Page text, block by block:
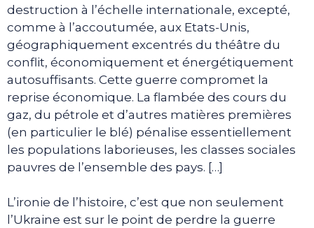
destruction à l’échelle internationale, excepté,
comme à l’accoutumée, aux Etats-Unis,
géographiquement excentrés du théâtre du
conflit, économiquement et énergétiquement
autosuffisants. Cette guerre compromet la
reprise économique. La flambée des cours du
gaz, du pétrole et d’autres matières premières
(en particulier le blé) pénalise essentiellement
les populations laborieuses, les classes sociales
pauvres de l’ensemble des pays. […]
L’ironie de l’histoire, c’est que non seulement
l’Ukraine est sur le point de perdre la guerre